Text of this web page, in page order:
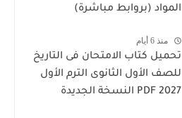
المواد (بروابط مباشرة)
منذ 6 أيام
تحميل كتاب الامتحان فى التاريخ
للصف الأول الثانوى الترم الأول
2027 PDF النسخة الجديدة